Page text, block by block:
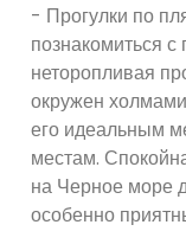
- Прогулки по
познакомиться
неторопливая
окружен
его идеальным
местам.
на Черное море
особенно